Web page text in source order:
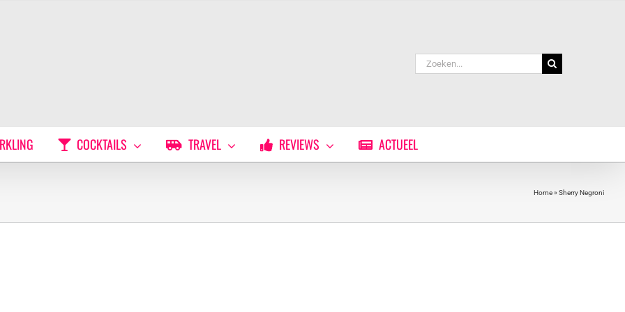
Zoeken
naar:
COCKTAILS TRAVEL REVIEWS ACTUEEL
Home» Sherry Negroni